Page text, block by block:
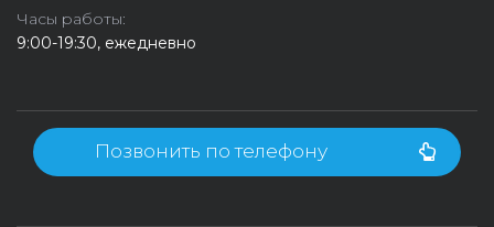
Часы работы:
9:00-19:30, ежедневно
Позвонить по телефону